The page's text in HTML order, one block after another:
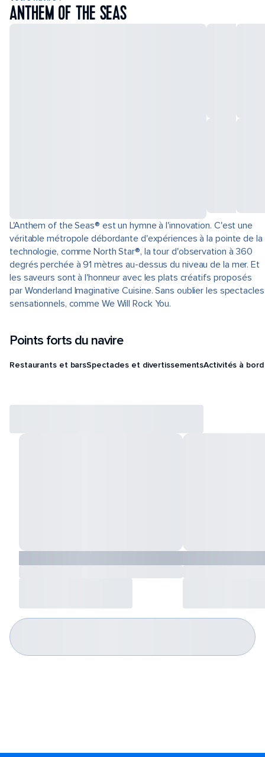
ANTHEM OF THE SEAS
L'Anthem of the Seas® est un hymne à l'innovation. C'est une
véritable métropole débordante d'expériences à la pointe de la
technologie, comme North Star®, la tour d'observation à 360
degrés perchée à 91 mètres au-dessus du niveau de la mer. Et
les saveurs sont à l'honneur avec les plats créatifs proposés
par Wonderland Imaginative Cuisine. Sans oublier les spectacles
sensationnels, comme We Will Rock You.
Points forts du navire
Restaurants et barsSpectacles et divertissementsActivités à bord